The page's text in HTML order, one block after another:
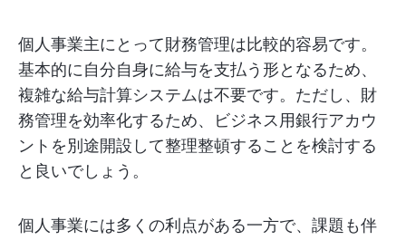
個人事業主にとって財務管理は比較的容易です。
基本的に自分自身に給与を支払う形となるため、
複雑な給与計算システムは不要です。ただし、財
務管理を効率化するため、ビジネス用銀行アカウ
ントを別途開設して整理整頓することを検討する
と良いでしょう。
個人事業には多くの利点がある一方で、課題も伴